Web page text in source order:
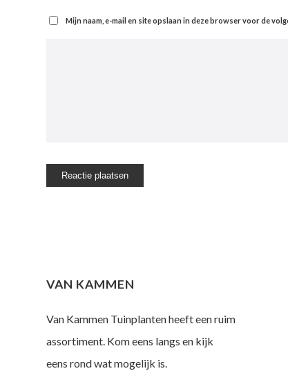
Mijn naam, e-mail en site opslaan in deze browser voor de
VAN KAMMEN
Van Kammen Tuinplanten heeft een ruim
assortiment. Kom eens langs en kijk
eens rond wat mogelijk is.